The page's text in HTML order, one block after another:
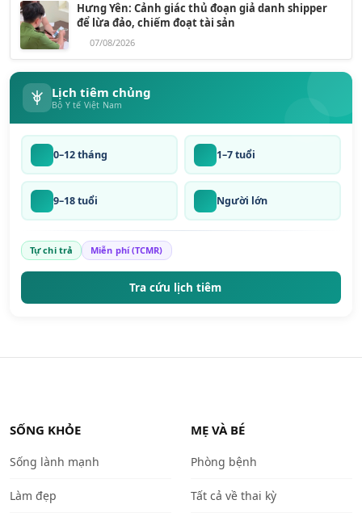
Hưng Yên: Cảnh giác thủ đoạn giả danh shipper
để lừa đảo, chiếm đoạt tài sản
07/08/2026
Lịch tiêm chủng
Bộ Y tế Việt Nam
0–12 tháng 1–7 tuổi
9–18 tuổi Người lớn
Tự chi trả Miễn phí (TCMR)
Tra cứu lịch tiêm
SỐNG KHỎE
Sống lành mạnh
Làm đẹp
MẸ VÀ BÉ
Phòng bệnh
Tất cả về thai kỳ